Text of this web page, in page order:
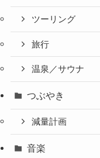
ツーリング
旅行
温泉／サウナ
つぶやき
減量計画
音楽